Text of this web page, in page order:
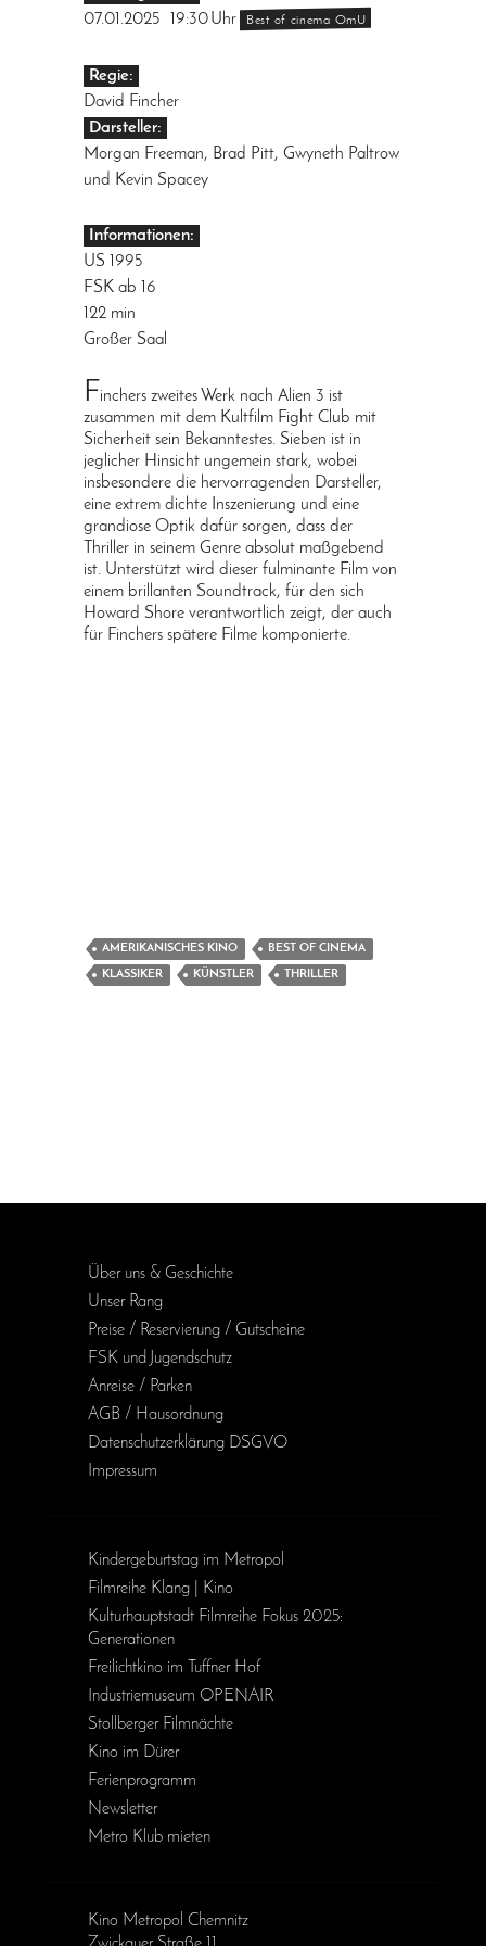
07.01.2025
19:30Uhr Best of cinema OmU
Regie:
David Fincher
Darsteller:
Morgan Freeman, Brad Pitt, Gwyneth Paltrow
und Kevin Spacey
Informationen:
US 1995
FSK ab 16
122 min
Großer Saal
Finchers zweites Werk nach Alien 3 ist
zusammen mit dem Kultfilm Fight Club mit
Sicherheit sein Bekanntestes. Sieben ist in
jeglicher Hinsicht ungemein stark, wobei
insbesondere die hervorragenden Darsteller,
eine extrem dichte Inszenierung und eine
grandiose Optik dafür sorgen, dass der
Thriller in seinem Genre absolut maßgebend
ist. Unterstützt wird dieser fulminante Film von
einem brillanten Soundtrack, für den sich
Howard Shore verantwortlich zeigt, der auch
für Finchers spätere Filme komponierte.
AMERIKANISCHES KINO BEST OF CINEMA
KLASSIKER KÜNSTLER THRILLER
Über uns & Geschichte
Unser Rang
Preise / Reservierung / Gutscheine
FSK und Jugendschutz
Anreise / Parken
AGB / Haus­ordnung
Daten­schutz­erklärung DSGVO
Impressum
Kinder­geburts­tag im Metropol
Filmreihe Klang | Kino
Kulturhauptstadt Filmreihe Fokus 2025:
Generationen
Freilichtkino im Tuffner Hof
Industriemuseum OPENAIR
Stollberger Filmnächte
Kino im Dürer
Ferienprogramm
Newsletter
Metro Klub mieten
Kino Metropol Chemnitz